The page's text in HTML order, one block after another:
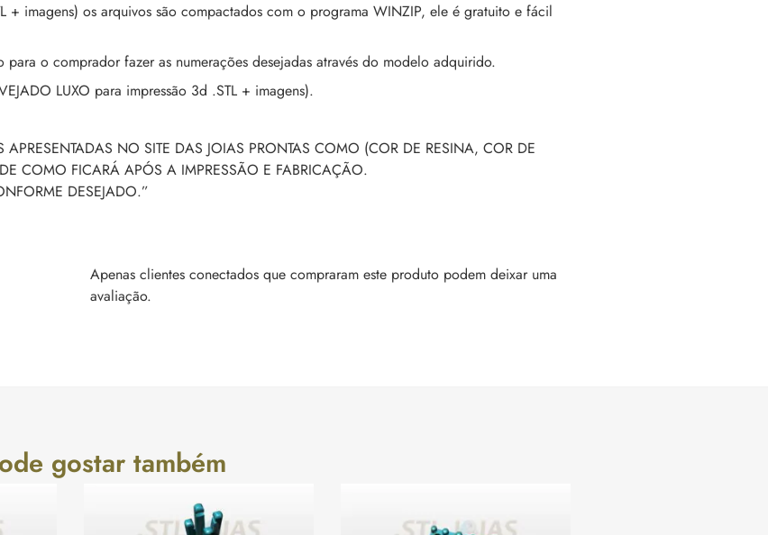
+ imagens) os arquivos são compactados com o programa WINZIP, ele é gratuito e fácil
o comprador fazer as numerações desejadas através do modelo adquirido.
LUXO para impressão 3d .STL + imagens).
NO SITE DAS JOIAS PRONTAS COMO (COR DE RESINA, COR DE
COMO FICARÁ APÓS A IMPRESSÃO E FABRICAÇÃO.
DESEJADO.”
Apenas clientes conectados que compraram este produto podem deixar uma
avaliação.
gostar também